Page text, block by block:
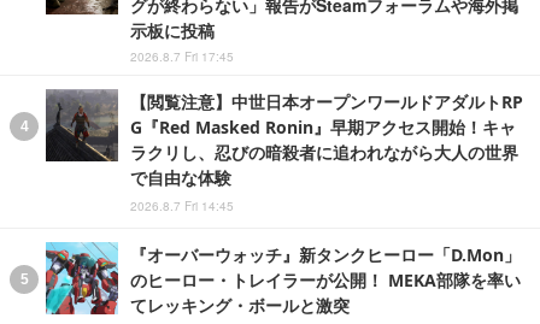
グが終わらない」報告がSteamフォーラムや海外掲
示板に投稿
2026.8.7 Fri 17:45
【閲覧注意】中世日本オープンワールドアダルトRP
G『Red Masked Ronin』早期アクセス開始！キャ
ラクリし、忍びの暗殺者に追われながら大人の世界
で自由な体験
2026.8.7 Fri 14:45
『オーバーウォッチ』新タンクヒーロー「D.Mon」
のヒーロー・トレイラーが公開！ MEKA部隊を率い
てレッキング・ボールと激突